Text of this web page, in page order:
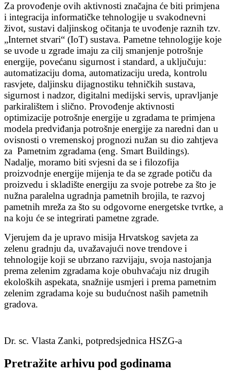
Za provođenje ovih aktivnosti značajna će biti primjena
i integracija informatičke tehnologije u svakodnevni
život, sustavi daljinskog očitanja te uvođenje raznih tzv.
„Internet stvari“ (IoT) sustava. Pametne tehnologije koje
se uvode u zgrade imaju za cilj smanjenje potrošnje
energije, povećanu sigurnost i standard, a uključuju:
automatizaciju doma, automatizaciju ureda, kontrolu
rasvjete, daljinsku dijagnostiku tehničkih sustava,
sigurnost i nadzor, digitalni medijski servis, upravljanje
parkiralištem i slično. Provođenje aktivnosti
optimizacije potrošnje energije u zgradama te primjena
modela predviđanja potrošnje energije za naredni dan u
ovisnosti o vremenskoj prognozi nužan su dio zahtjeva
za Pametnim zgradama (eng. Smart Buildings).
Nadalje, moramo biti svjesni da se i filozofija
proizvodnje energije mijenja te da se zgrade potiču da
proizvedu i skladište energiju za svoje potrebe za što je
nužna paralelna ugradnja pametnih brojila, te razvoj
pametnih mreža za što su odgovorne energetske tvrtke, a
na koju će se integrirati pametne zgrade.
Vjerujem da je upravo misija Hrvatskog savjeta za
zelenu gradnju da, uvažavajući nove trendove i
tehnologije koji se ubrzano razvijaju, svoja nastojanja
prema zelenim zgradama koje obuhvaćaju niz drugih
ekoloških aspekata, snažnije usmjeri i prema pametnim
zelenim zgradama koje su budućnost naših pametnih
gradova.
Dr. sc. Vlasta Zanki, potpredsjednica HSZG-a
Pretražite arhivu pod godinama